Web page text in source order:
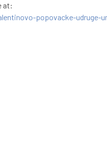
at:
popovacke-udruge-